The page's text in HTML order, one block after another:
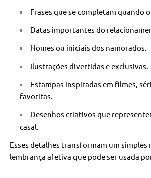
Frases que se completam quando
Datas importantes do
Nomes ou iniciais dos namorados.
Ilustrações divertidas e exclusivas.
Estampas inspiradas em filmes,
favoritas.
Desenhos criativos que
casal.
Esses detalhes transformam um simples
lembrança afetiva que pode ser usada